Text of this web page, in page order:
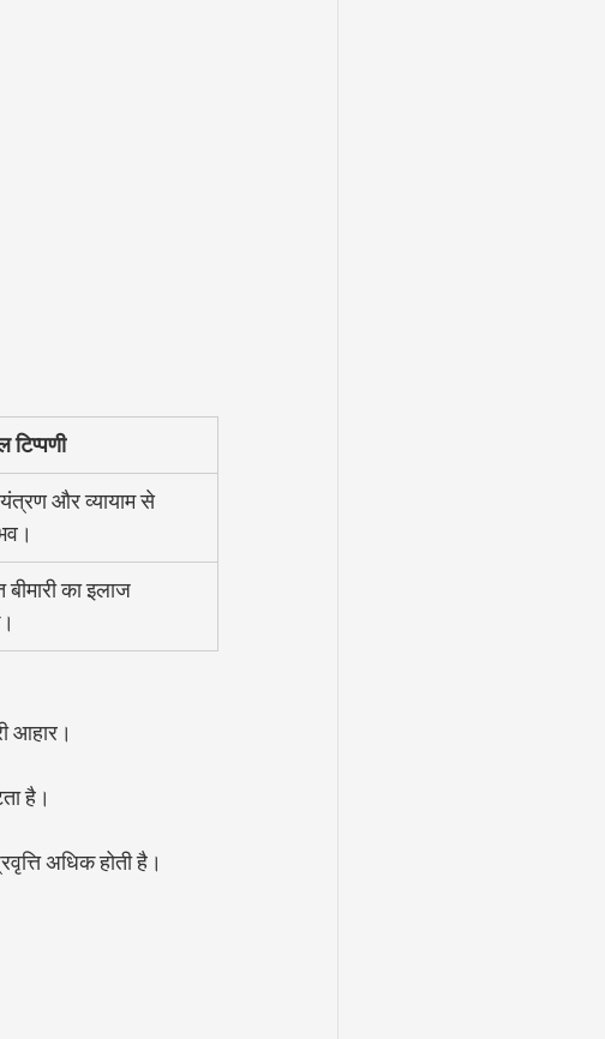
टिप्पणी
और व्यायाम से
बीमारी का इलाज
आहार।
है।
अधिक होती है।